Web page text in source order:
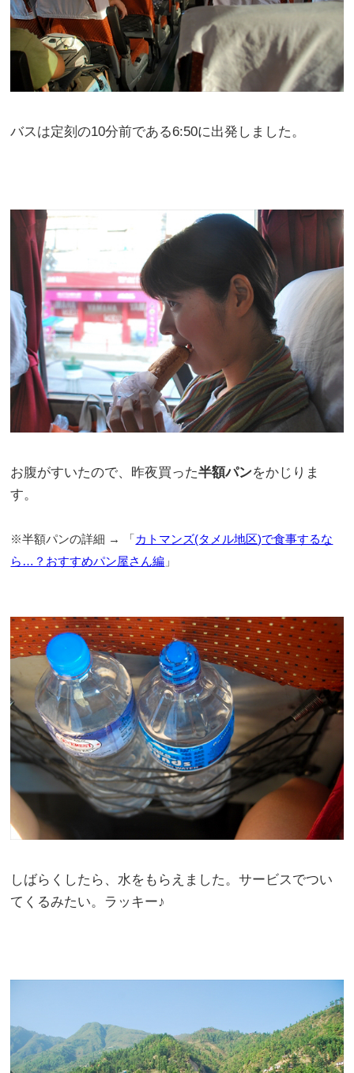
バスは定刻の10分前である6:50に出発しました。
お腹がすいたので、昨夜買った半額パンをかじりま
す。
※半額パンの詳細 → 「カトマンズ(タメル地区)で食事するな
ら…？おすすめパン屋さん編 」
しばらくしたら、水をもらえました。サービスでつい
てくるみたい。ラッキー♪